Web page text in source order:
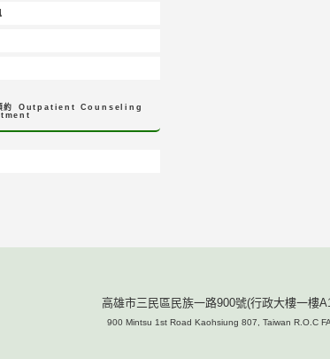
約
Outpatient Counseling
高雄市三民區民族一路900號(行政大樓一樓
900 Mintsu 1st Road Kaohsiung 807, Taiwan R.O.C